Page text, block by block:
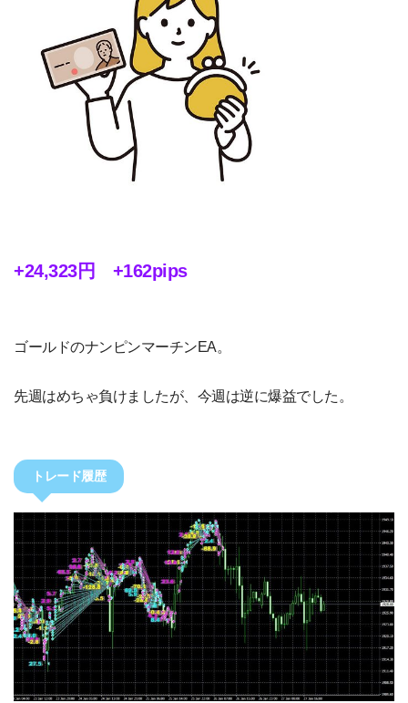
+24,323円 +162pips
ゴールドのナンピンマーチンEA。
先週はめちゃ負けましたが、今週は逆に爆益でした。
トレード履歴